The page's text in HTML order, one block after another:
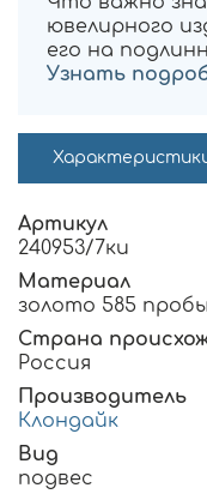
ювелирного
его на
Узнать
Артикул
240953/7ки
Материал
золото 585 пробы
Страна
Россия
Производитель
Клондайк
Вид
подвес